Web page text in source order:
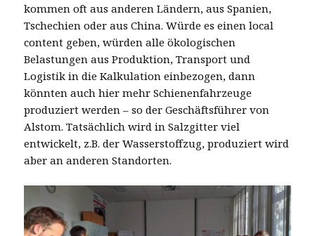
kommen oft aus anderen Ländern, aus Spanien,
Tschechien oder aus China. Würde es einen local
content geben, würden alle ökologischen
Belastungen aus Produktion, Transport und
Logistik in die Kalkulation einbezogen, dann
könnten auch hier mehr Schienenfahrzeuge
produziert werden – so der Geschäftsführer von
Alstom. Tatsächlich wird in Salzgitter viel
entwickelt, z.B. der Wasserstoffzug, produziert wird
aber an anderen Standorten.